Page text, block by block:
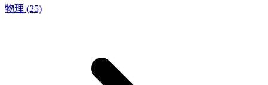
物理 (25)